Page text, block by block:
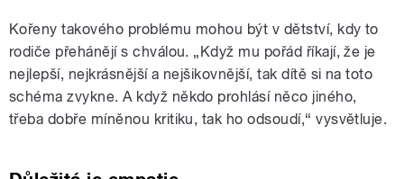
Kořeny takového problému mohou být v dětství, kdy to
rodiče přehánějí s chválou. „Když mu pořád říkají, že je
nejlepší, nejkrásnější a nejšikovnější, tak dítě si na toto
schéma zvykne. A když někdo prohlásí něco jiného,
třeba dobře míněnou kritiku, tak ho odsoudí,“ vysvětluje.